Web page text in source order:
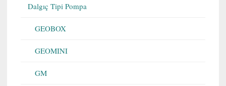
Dalgıç Tipi Pompa
GEOBOX
GEOMINI
GM